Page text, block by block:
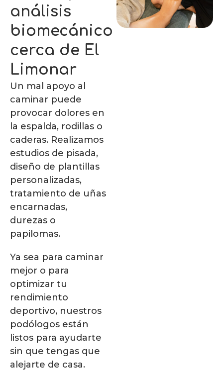
análisis
biomecánico
cerca de El
Limonar
Un mal apoyo al
caminar puede
provocar dolores en
la espalda, rodillas o
caderas. Realizamos
estudios de pisada,
diseño de plantillas
personalizadas,
tratamiento de uñas
encarnadas,
durezas o
papilomas.
Ya sea para caminar
mejor o para
optimizar tu
rendimiento
deportivo, nuestros
podólogos están
listos para ayudarte
sin que tengas que
alejarte de casa.